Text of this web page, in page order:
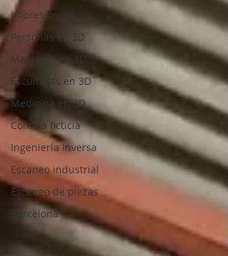
Impresión 3D
Personas en 3D
Mascotas en 3D
Esculturas en 3D
Medicina en 3D
Comida ficticia
Ingeniería Inversa
Escaneo industrial
Escaneo de piezas
Barcelona